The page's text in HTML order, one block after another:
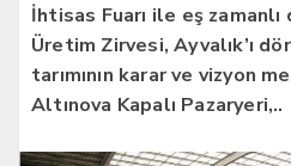
İhtisas Fuarı ile eş
Üretim Zirvesi, Ayvalık’ı
tarımının karar ve vizyon
Altınova Kapalı Pazaryeri,..